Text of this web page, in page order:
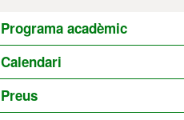
Programa acadèmic
Calendari
Preus